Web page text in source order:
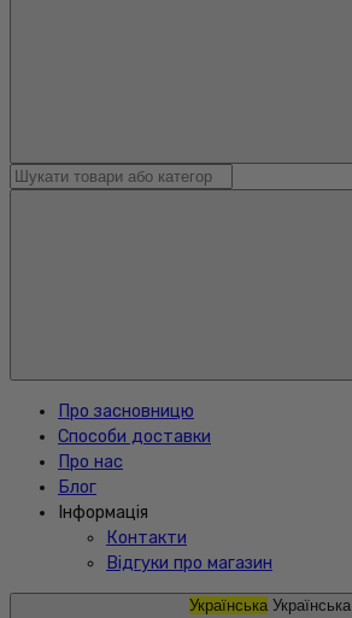
Про засновницю
Способи доставки
Про нас
Блог
Інформація
Контакти
Відгуки про магазин
Українська Українська